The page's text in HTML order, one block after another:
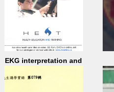
EKG interpretation and